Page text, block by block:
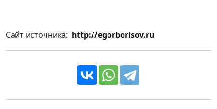
Сайт источника: http://egorborisov.ru